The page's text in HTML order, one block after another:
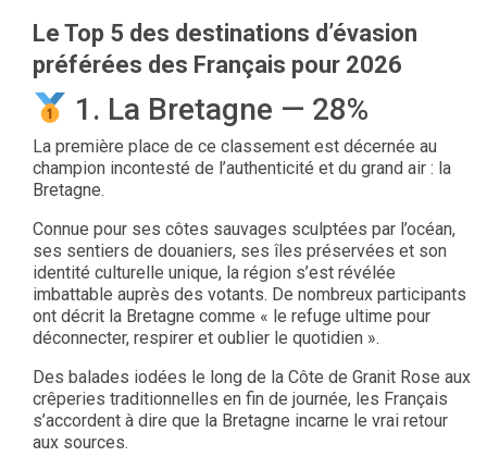
Le Top 5 des destinations d’évasion
préférées des Français pour 2026
1. La Bretagne — 28%
La première place de ce classement est décernée au
champion incontesté de l’authenticité et du grand air : la
Bretagne.
Connue pour ses côtes sauvages sculptées par l’océan,
ses sentiers de douaniers, ses îles préservées et son
identité culturelle unique, la région s’est révélée
imbattable auprès des votants. De nombreux participants
ont décrit la Bretagne comme « le refuge ultime pour
déconnecter, respirer et oublier le quotidien ».
Des balades iodées le long de la Côte de Granit Rose aux
crêperies traditionnelles en fin de journée, les Français
s’accordent à dire que la Bretagne incarne le vrai retour
aux sources.